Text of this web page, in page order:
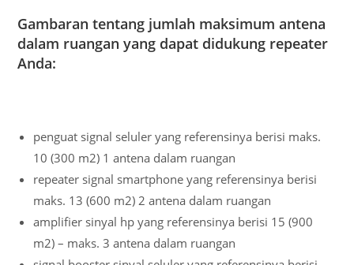
Gambaran tentang jumlah maksimum antena
dalam ruangan yang dapat didukung repeater
Anda:
penguat signal seluler yang referensinya berisi maks.
10 (300 m2) 1 antena dalam ruangan
repeater signal smartphone yang referensinya berisi
maks. 13 (600 m2) 2 antena dalam ruangan
amplifier sinyal hp yang referensinya berisi 15 (900
m2) – maks. 3 antena dalam ruangan